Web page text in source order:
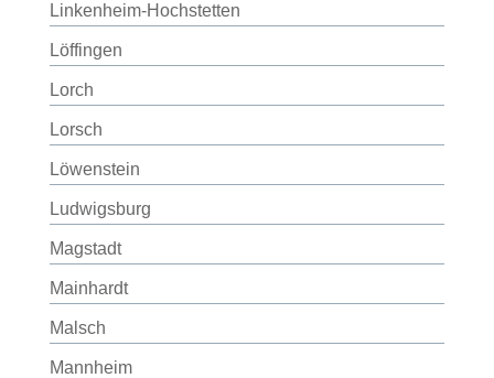
Linkenheim-Hochstetten
Löffingen
Lorch
Lorsch
Löwenstein
Ludwigsburg
Magstadt
Mainhardt
Malsch
Mannheim